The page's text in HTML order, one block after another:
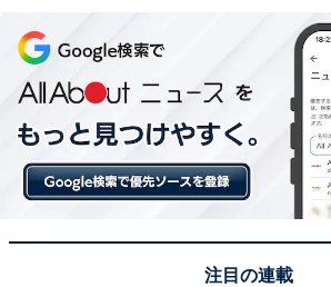
をお借りすることで何とか良い国を作
せざるをえなかった。
そんな中で公暁に襲われることで、や
り、ずっと会いたかった父（頼朝）や
上（頼家）がいるあの世へ行けるん
た。絵（画面）にも映っていると思い
とわりついていたものが全てとれた、
注目の連載